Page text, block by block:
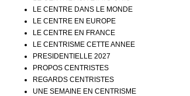
LE CENTRE DANS LE MONDE
LE CENTRE EN EUROPE
LE CENTRE EN FRANCE
LE CENTRISME CETTE ANNEE
PRESIDENTIELLE 2027
PROPOS CENTRISTES
REGARDS CENTRISTES
UNE SEMAINE EN CENTRISME